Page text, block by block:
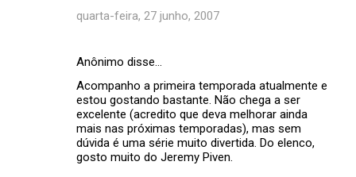
quarta-feira, 27 junho, 2007
Anônimo disse…
Acompanho a primeira temporada atualmente e
estou gostando bastante. Não chega a ser
excelente (acredito que deva melhorar ainda
mais nas próximas temporadas), mas sem
dúvida é uma série muito divertida. Do elenco,
gosto muito do Jeremy Piven.